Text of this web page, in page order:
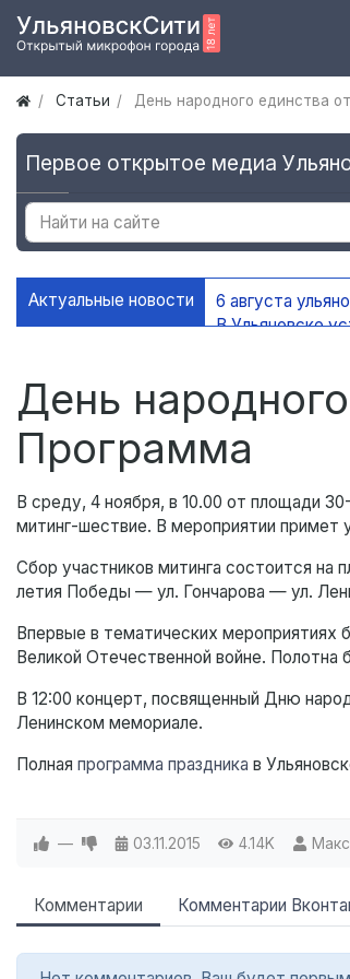
Статьи День народного единства
Первое открытое медиа
Актуальные новости 6 августа
В Ульяновске
День
Программа
В среду, 4 ноября, в 10.00 от площади
митинг-шествие. В мероприятии примет
Сбор участников митинга состоится
летия Победы — ул. Гончарова — ул.
Впервые в тематических мероприятиях
Великой Отечественной войне.
В 12:00 концерт, посвященный Дню
Ленинском мемориале.
Полная программа праздника в
— 03.11.2015 4.14K
Комментарии Комментарии